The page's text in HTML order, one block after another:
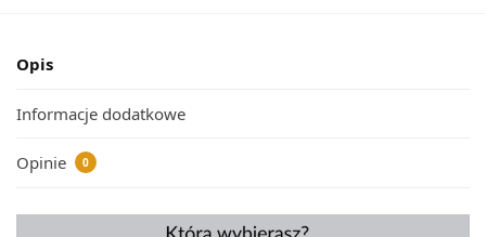
Opis
Informacje dodatkowe
Opinie 0